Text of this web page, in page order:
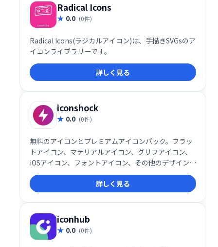
Radical Icons
0.0 (0件)
Radical Icons(ラジカルアイコン)は、手描きSVGsのア
イコンライブラリーです。
詳しく見る
iconshock
0.0 (0件)
無料のアイコンとプレミアムアイコンパック。フラッ
トアイコン、マテリアルアイコン、グリフアイコン、
iOSアイコン、フォントアイコン、その他のデザインス
タイル。PNGおよびSVGを含むベクターファイルをダ
ウンロードできます。色の変更も簡単です！
詳しく見る
iconhub
0.0 (0件)